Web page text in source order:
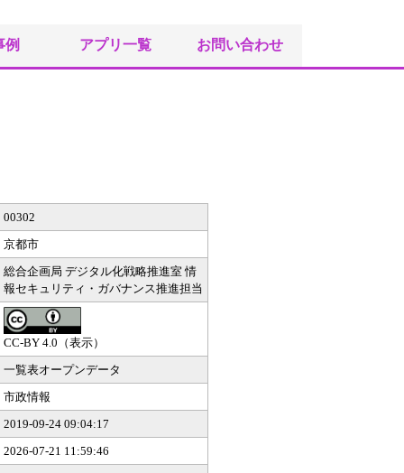
例 アプリ一覧 お問い合わせ
00302
京都市
総合企画局 デジタル化戦略推進室 情
報セキュリティ・ガバナンス推進担当
CC-BY 4.0（表示）
一覧表オープンデータ
市政情報
2019-09-24 09:04:17
2026-07-21 11:59:46